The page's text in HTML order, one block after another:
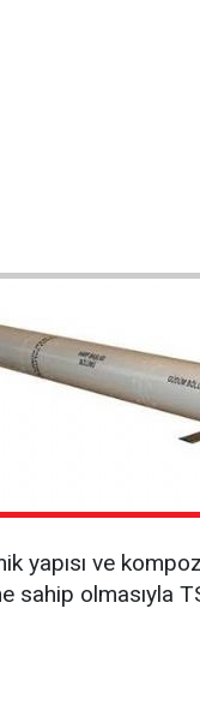
yapısı ve
sahip olmasıyla